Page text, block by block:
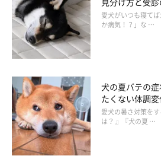
もしかして熱がある？発熱
は？
愛犬がいつも寝て
か病気！？」な …
犬の夏バテの
たくない体調
愛犬の暑さ対策を
は？ 』『犬の夏 …